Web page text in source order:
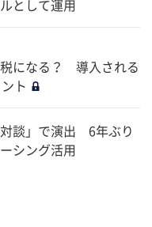
として運用
になる？ 導入される
ト
談」で演出 6年ぶり
シング活用